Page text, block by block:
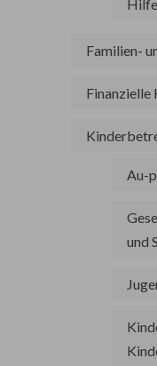
Familien-
Finanzielle
Au-
und